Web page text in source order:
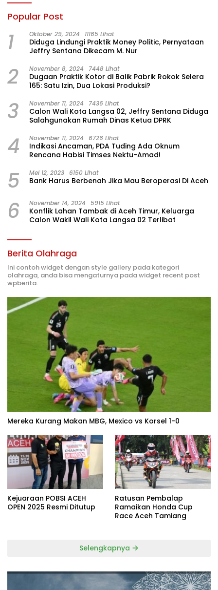
Popular Post
1 Oktober 29, 2024 11165 Lihat
Diduga Lindungi Praktik Money Politic, Pernyataan
Jeffry Sentana Dikecam M. Nur
2 November 8, 2024 7448 Lihat
Dugaan Praktik Kotor di Balik Pabrik Rokok Selera
165: Satu Izin, Dua Lokasi Produksi?
3 November 11, 2024 7436 Lihat
Calon Wali Kota Langsa 02, Jeffry Sentana Diduga
Salahgunakan Rumah Dinas Ketua DPRK
4 November 11, 2024 6726 Lihat
Indikasi Ancaman, PDA Tuding Ada Oknum
Rencana Habisi Timses Nektu-Amad!
5 Mei 12, 2023 6150 Lihat
Bank Harus Berbenah Jika Mau Beroperasi Di Aceh
6 November 14, 2024 5915 Lihat
Konflik Lahan Tambak di Aceh Timur, Keluarga
Calon Wakil Wali Kota Langsa 02 Terlibat
Berita Olahraga
Ini contoh widget dengan style gallery pada kategori
olahraga, anda bisa mengaturnya pada widget recent post
wpberita.
Mereka Kurang Makan MBG, Mexico vs Korsel 1-0
Kejuaraan POBSI ACEH
OPEN 2025 Resmi Ditutup
Ratusan Pembalap
Ramaikan Honda Cup
Race Aceh Tamiang
Selengkapnya